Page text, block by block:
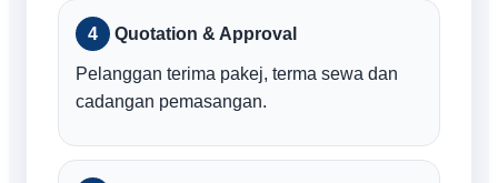
Quotation & Approval
Pelanggan terima pakej, terma sewa dan
cadangan pemasangan.